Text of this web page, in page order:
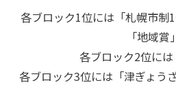
各ブロック1位には「札幌市制
「地域賞」
各ブロック2位には
各ブロック3位には「津ぎょう